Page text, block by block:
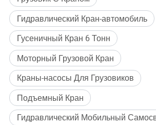
Колесная база (мм) 1800+4575+1400
Количество шин 12
Размер шин 11.00R20 18PR
Переднего и заднего моста 7,5 т /16 тонн
Тормозная система Автоматически Air-Cut тормоза
Параметры крана
Подъем вес крана
Тип стрелы
Максимальный рабочий радиус (м) 18
Гидравлический Кран-автомобиль
Гусеничный Кран 6 Тонн
Моторный Грузовой Кран
Краны-насосы Для Грузовиков
Подъемный Кран